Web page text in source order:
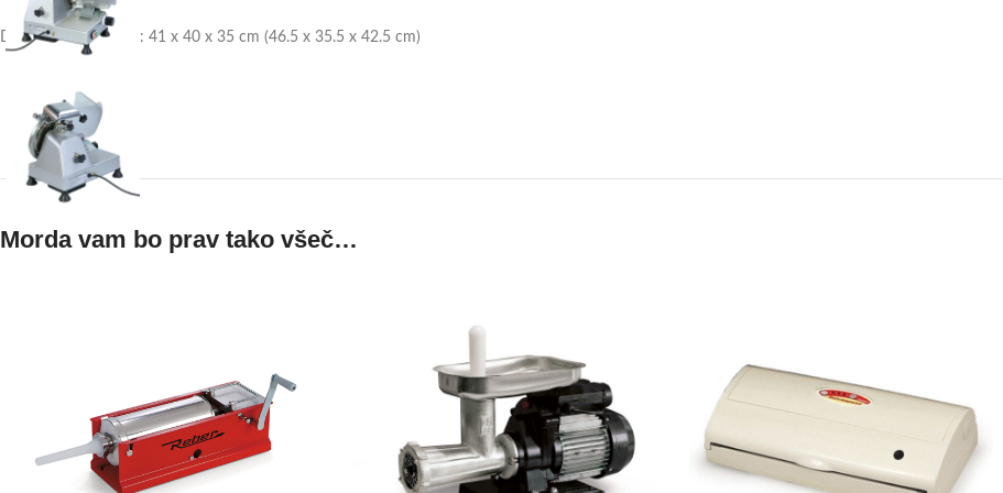
Dimenzija (pakiranje): 41 x 40 x 35 cm (46.5 x 35.5 x 42.5 cm)
Morda vam bo prav tako všeč…